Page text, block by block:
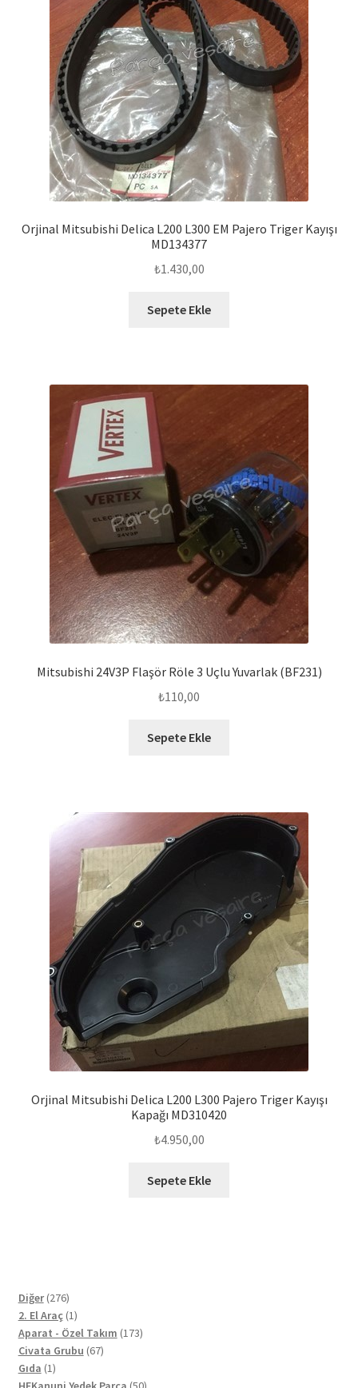
Orjinal Mitsubishi Delica L200 L300 EM Pajero Triger Kayışı
MD134377
₺1.430,00
Sepete Ekle
Mitsubishi 24V3P Flaşör Röle 3 Uçlu Yuvarlak (BF231)
₺110,00
Sepete Ekle
Orjinal Mitsubishi Delica L200 L300 Pajero Triger Kayışı
Kapağı MD310420
₺4.950,00
Sepete Ekle
Diğer 276276
ürün
2. El Araç 11
ürün
Aparat - Özel Takım 173173
Civata Grubu 6767
Gıda 11
ürün
50